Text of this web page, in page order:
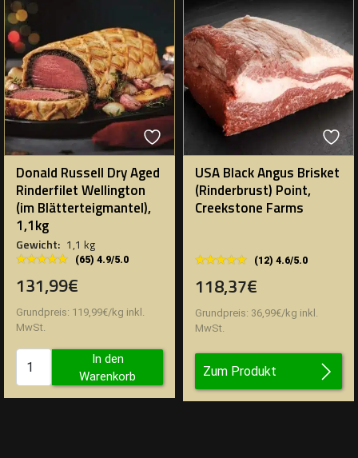
Donald Russell Dry Aged
Rinderfilet Wellington
(im Blätterteigmantel),
1,1kg
Gewicht: 1,1 kg
★★★★★
★★★★★ (65) 4.9/5.0
131,99€
Grundpreis: 119,99€/kg inkl.
MwSt.
In den
Warenkorb
USA Black Angus Brisket
(Rinderbrust) Point,
Creekstone Farms
★★★★★
★★★★★ (12) 4.6/5.0
118,37€
Grundpreis: 36,99€/kg inkl.
MwSt.
Zum Produkt